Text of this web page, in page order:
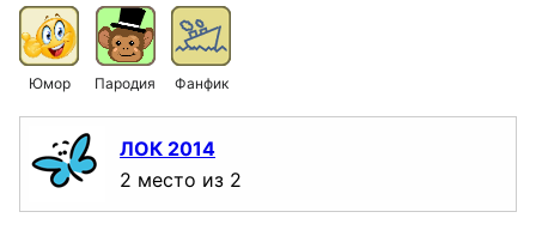
Юмор Пародия Фанфик
ЛОК 2014
2 место из 2